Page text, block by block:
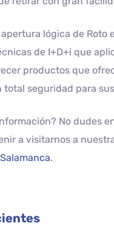
lógica de Roto
de I+D+i que
productos que
total seguridad para
No dudes
a visitarnos a
.